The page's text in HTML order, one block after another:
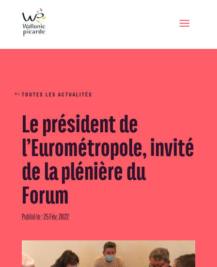
TOUTES LES ACTUALITÉS
Le président de
l’Eurométropole, invité
de la plénière du
Forum
Publié le : 25 Fév, 2022